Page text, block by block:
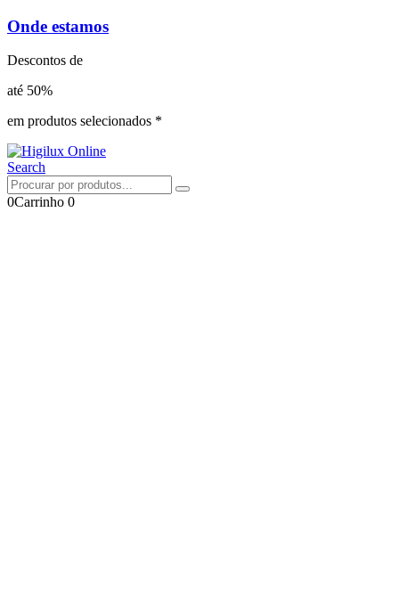
Onde estamos
Descontos de
até 50%
em produtos selecionados *
Search
0Carrinho 0